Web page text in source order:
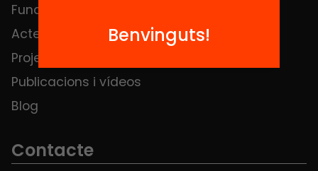
Fundació
Actes
Projectes
Publicacions i vídeos
Blog
Hub Social
Contacte
Benvinguts!